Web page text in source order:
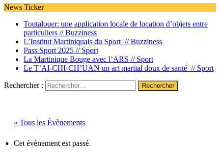
News Ticker
Toutalouer: une application locale de location d’objets entre
particuliers //Buzziness
L’Institut Martiniquais du Sport //Buzziness
Pass Sport 2025 // Sport
La Martinique Bouge avec l’ARS // Sport
Le T’AI-CHI-CH’UAN un art martial doux de santé // Sport
Rechercher :
« Tous les Évènements
Cet évènement est passé.